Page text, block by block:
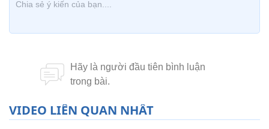
VIDEO LIÊN QUAN NHẤT